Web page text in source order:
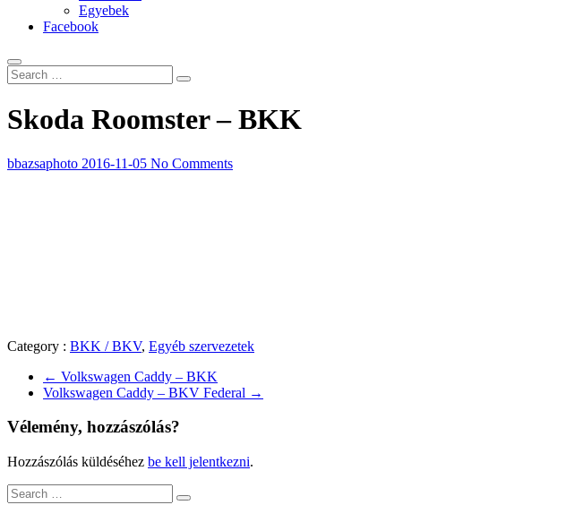
Egyebek
Facebook
Skoda Roomster – BKK
bbazsaphoto 2016-11-05 No Comments
Category : BKK / BKV, Egyéb szervezetek
← Volkswagen Caddy – BKK
Volkswagen Caddy – BKV Federal →
Vélemény, hozzászólás?
Hozzászólás küldéséhez be kell jelentkezni.